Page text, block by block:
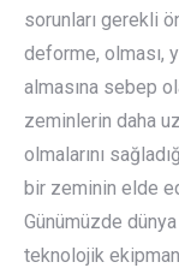
sorunları gerekli
deforme, olması,
almasına sebep
zeminlerin daha
olmalarını
bir zeminin elde
Günümüzde
teknolojik